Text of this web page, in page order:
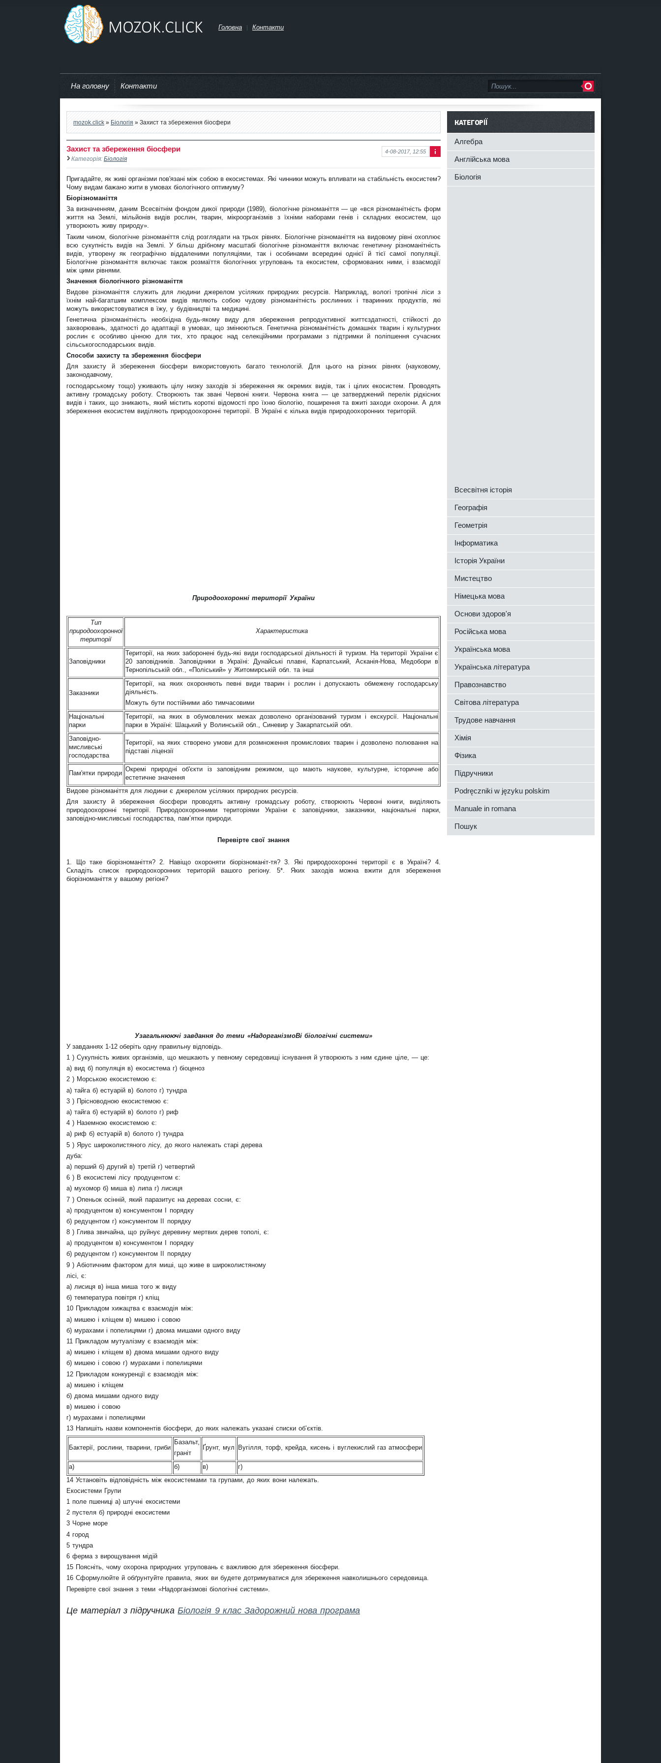
Головна Контакти
На головну Контакти
mozok.click » Біологія » Захист та збереження біосфери
ор
ма
ція
4-08-2017, 12:55
Захист та збереження біосфери
Категорія: Біологія
Пригадайте, як живі організми пов'язані між собою в екосистемах. Які чинники можуть впливати на стабільність екосистем?
Чому видам бажано жити в умовах біологічного оптимуму?
Біорізноманіття
За визначенням, даним Всесвітнім фондом дикої природи (1989), біологічне різноманіття — це «вся різноманітність форм
життя на Землі, мільйонів видів рослин, тварин, мікроорганізмів з їхніми наборами генів і складних екосистем, що
утворюють живу природу».
Таким чином, біологічне різноманіття слід розглядати на трьох рівнях. Біологічне різноманіття на видовому рівні охоплює
всю сукупність видів на Землі. У більш дрібному масштабі біологічне різноманіття включає генетичну різноманітність
видів, утворену як географічно віддаленими популяціями, так і особинами всередині однієї й тієї самої популяції.
Біологічне різноманіття включає також розмаїття біологічних угруповань та екосистем, сформованих ними, і взаємодії
між цими рівнями.
Значення біологічного різноманіття
Видове різноманіття служить для людини джерелом усіляких природних ресурсів. Наприклад, вологі тропічні ліси з
їхнім най-багатшим комплексом видів являють собою чудову різноманітність рослинних і тваринних продуктів, які
можуть використовуватися в їжу, у будівництві та медицині.
Генетична різноманітність необхідна будь-якому виду для збереження репродуктивної життєздатності, стійкості до
захворювань, здатності до адаптації в умовах, що змінюються. Генетична різноманітність домашніх тварин і культурних
рослин є особливо цінною для тих, хто працює над селекційними програмами з підтримки й поліпшення сучасних
сільськогосподарських видів.
Способи захисту та збереження біосфери
Для захисту й збереження біосфери використовують багато технологій. Для цього на різних рівнях (науковому,
законодавчому,
господарському тощо) уживають цілу низку заходів зі збереження як окремих видів, так і цілих екосистем. Проводять
активну громадську роботу. Створюють так звані Червоні книги. Червона книга — це затверджений перелік рідкісних
видів і таких, що зникають, який містить короткі відомості про їхню біологію, поширення та вжиті заходи охорони. А для
збереження екосистем виділяють природоохоронні території. В Україні є кілька видів природоохоронних територій.
Природоохоронні території України
Тип
природоохоронної
території
Характеристика
Заповідники
Території, на яких заборонені будь-які види господарської діяльності й туризм. На території України є
20 заповідників. Заповідники в Україні: Дунайські плавні, Карпатський, Асканія-Нова, Медобори в
Тернопільській обл., «Поліський» у Житомирській обл. та інші
Заказники
Території, на яких охороняють певні види тварин і рослин і допускають обмежену господарську
діяльність.
Можуть бути постійними або тимчасовими
Національні
парки
Території, на яких в обумовлених межах дозволено організований туризм і екскурсії. Національні
парки в Україні: Шацький у Волинській обл., Синевир у Закарпатській обл.
Заповідно-
мисливські
господарства
Території, на яких створено умови для розмноження промислових тварин і дозволено полювання на
підставі ліцензії
Пам'ятки природи
Окремі природні об'єкти із заповідним режимом, що мають наукове, культурне, історичне або
естетичне значення
Видове різноманіття для людини є джерелом усіляких природних ресурсів.
Для захисту й збереження біосфери проводять активну громадську роботу, створюють Червоні книги, виділяють
природоохоронні території. Природоохоронними територіями України є заповідники, заказники, національні парки,
заповідно-мисливські господарства, пам’ятки природи.
Перевірте свої знання
1. Що таке біорізноманіття? 2. Навіщо охороняти біорізноманіт-тя? 3. Які природоохоронні території є в Україні? 4.
Складіть список природоохоронних територій вашого регіону. 5*. Яких заходів можна вжити для збереження
біорізноманіття у вашому регіоні?
Узагальнюючі завдання до теми «НадорганізмоВі біологічні системи»
У завданнях 1-12 оберіть одну правильну відповідь.
1 ) Сукупність живих організмів, що мешкають у певному середовищі існування й утворюють з ним єдине ціле, — це:
а) вид б) популяція в) екосистема г) біоценоз
2 ) Морською екосистемою є:
а) тайга б) естуарій в) болото г) тундра
3 ) Прісноводною екосистемою є:
а) тайга б) естуарій в) болото г) риф
4 ) Наземною екосистемою є:
а) риф б) естуарій в) болото г) тундра
5 ) Ярус широколистяного лісу, до якого належать старі дерева
дуба:
а) перший б) другий в) третій г) четвертий
6 ) В екосистемі лісу продуцентом є:
а) мухомор б) миша в) липа г) лисиця
7 ) Опеньок осінній, який паразитує на деревах сосни, є:
а) продуцентом в) консументом І порядку
б) редуцентом г) консументом ІІ порядку
8 ) Глива звичайна, що руйнує деревину мертвих дерев тополі, є:
а) продуцентом в) консументом І порядку
б) редуцентом г) консументом ІІ порядку
9 ) Абіотичним фактором для миші, що живе в широколистяному
лісі, є:
а) лисиця в) інша миша того ж виду
б) температура повітря г) кліщ
10 Прикладом хижацтва є взаємодія між:
а) мишею і кліщем в) мишею і совою
б) мурахами і попелицями г) двома мишами одного виду
11 Прикладом мутуалізму є взаємодія між:
а) мишею і кліщем в) двома мишами одного виду
б) мишею і совою г) мурахами і попелицями
12 Прикладом конкуренції є взаємодія між:
а) мишею і кліщем
б) двома мишами одного виду
в) мишею і совою
г) мурахами і попелицями
13 Напишіть назви компонентів біосфери, до яких належать указані списки об’єктів.
Бактерії, рослини, тварини, гриби
Базальт,
граніт
Ґрунт, мул Вугілля, торф, крейда, кисень і вуглекислий газ атмосфери
а) б) в)
г)
14 Установіть відповідність між екосистемами та групами, до яких вони належать.
Екосистеми Групи
1 поле пшениці а) штучні екосистеми
2 пустеля б) природні екосистеми
3 Чорне море
4 город
5 тундра
6 ферма з вирощування мідій
15 Поясніть, чому охорона природних угруповань є важливою для збереження біосфери.
16 Сформулюйте й обґрунтуйте правила, яких ви будете дотримуватися для збереження навколишнього середовища.
Перевірте свої знання з теми «Надорганізмові біологічні системи».
Це матеріал з підручникаБіологія 9 клас Задорожний нова програма
КАТЕГОРІЇ
Алгебра
Англійська мова
Біологія
Всесвітня історія
Географія
Геометрія
Інформатика
Історія України
Мистецтво
Німецька мова
Основи здоров'я
Російська мова
Українська мова
Українська література
Правознавство
Світова література
Трудове навчання
Хімія
Фізика
Підручники
Podręczniki w języku polskim
Manuale in romana
Пошук